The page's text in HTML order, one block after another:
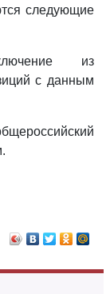
следующие
из
с данным